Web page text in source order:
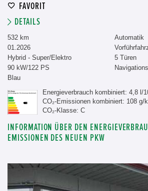
FAVORIT
DETAILS
532 km
01.2026
Hybrid - Super/Elektro
90 kW/122 PS
Blau
Automatik
5 Türen
Energieverbrauch kombiniert: 4,8 l/
CO₂-Emissionen kombiniert: 108 g/
CO₂-Klasse: C
INFORMATION ÜBER DEN
EMISSIONEN DES NEUEN PKW